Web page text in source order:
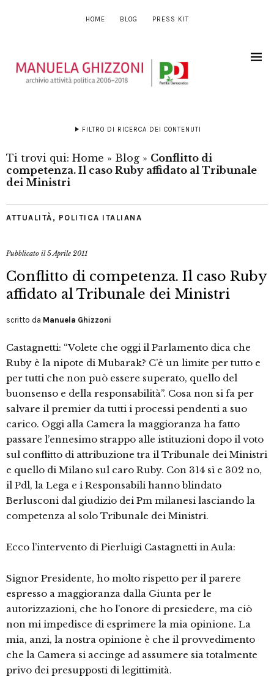
HOME BLOG PRESS KIT
FILTRO DI RICERCA DEI CONTENUTI
Ti trovi qui: Home » Blog » Conflitto di
competenza. Il caso Ruby affidato al Tribunale
dei Ministri
ATTUALITÀ , POLITICA ITALIANA
Pubblicato il5 Aprile 2011
Conflitto di competenza. Il caso Ruby
affidato al Tribunale dei Ministri
scritto da Manuela Ghizzoni
Castagnetti: “Volete che oggi il Parlamento dica che
Ruby è la nipote di Mubarak? C’è un limite per tutto e
per tutti che non può essere superato, quello del
buonsenso e della responsabilità”. Cosa non si fa per
salvare il premier da tutti i processi pendenti a suo
carico. Oggi alla Camera la maggioranza ha fatto
passare l’ennesimo strappo alle istituzioni dopo il voto
sul conflitto di attribuzione tra il Tribunale dei Ministri
e quello di Milano sul caro Ruby. Con 314 sì e 302 no,
il Pdl, la Lega e i Responsabili hanno blindato
Berlusconi dal giudizio dei Pm milanesi lasciando la
competenza al solo Tribunale dei Ministri.
Ecco l’intervento di Pierluigi Castagnetti in Aula:
Signor Presidente, ho molto rispetto per il parere
espresso a maggioranza dalla Giunta per le
autorizzazioni, che ho l’onore di presiedere, ma ciò
non mi impedisce di esprimere la mia opinione. La
mia, anzi, la nostra opinione è che il provvedimento
che la Camera si accinge ad assumere sia totalmente
privo dei presupposti di legittimità.